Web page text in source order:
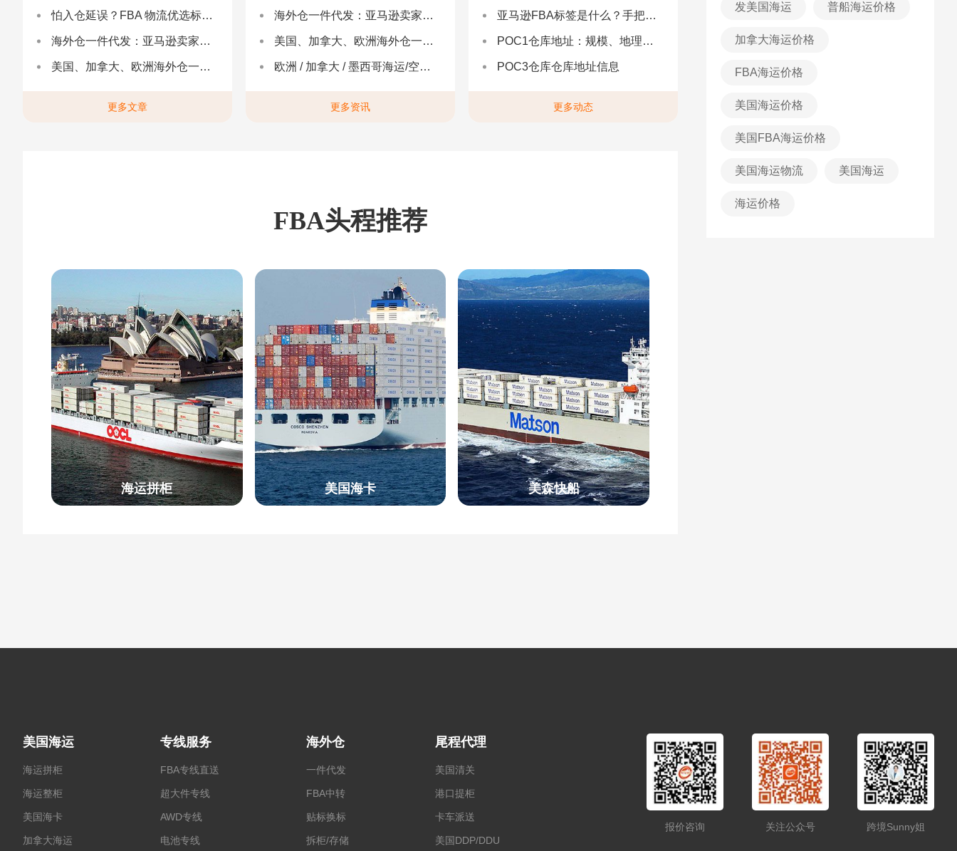
怕入仓延误？FBA 物流优选标准：自营仓 + 自有车队是核心硬指标
海外仓一件代发：亚马逊卖家合规履约与长效增长解决方案
美国、加拿大、欧洲海外仓一件代发
更多文章
海外仓一件代发：亚马逊卖家合规履约与长效增长解决方案
美国、加拿大、欧洲海外仓一件代发
欧洲 / 加拿大 / 墨西哥海运/空运 | 多国海运一站式解决方案
更多资讯
亚马逊FBA标签是什么？手把手教你设置与避坑（附超全指南）
POC1仓库地址：规模、地理与优势分析
POC3仓库仓库地址信息
更多动态
FBA头程推荐
海运拼柜 美国海卡 美森快船
发美国海运 普船海运价格
加拿大海运价格
FBA海运价格
美国海运价格
美国FBA海运价格
美国海运物流 美国海运
海运价格
美国海运
海运拼柜
海运整柜
美国海卡
加拿大海运
专线服务
FBA专线直送
超大件专线
AWD专线
电池专线
海外仓
一件代发
FBA中转
贴标换标
拆柜/存储
尾程代理
美国清关
港口提柜
卡车派送
美国DDP/DDU
报价咨询 关注公众号 跨境Sunny姐